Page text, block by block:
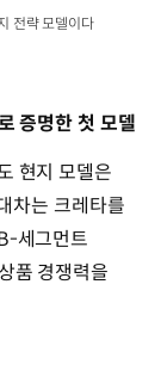
전략 모델이다
증명한 첫 모델
현지 모델은
차는 크레타를
세그먼트
품 경쟁력을